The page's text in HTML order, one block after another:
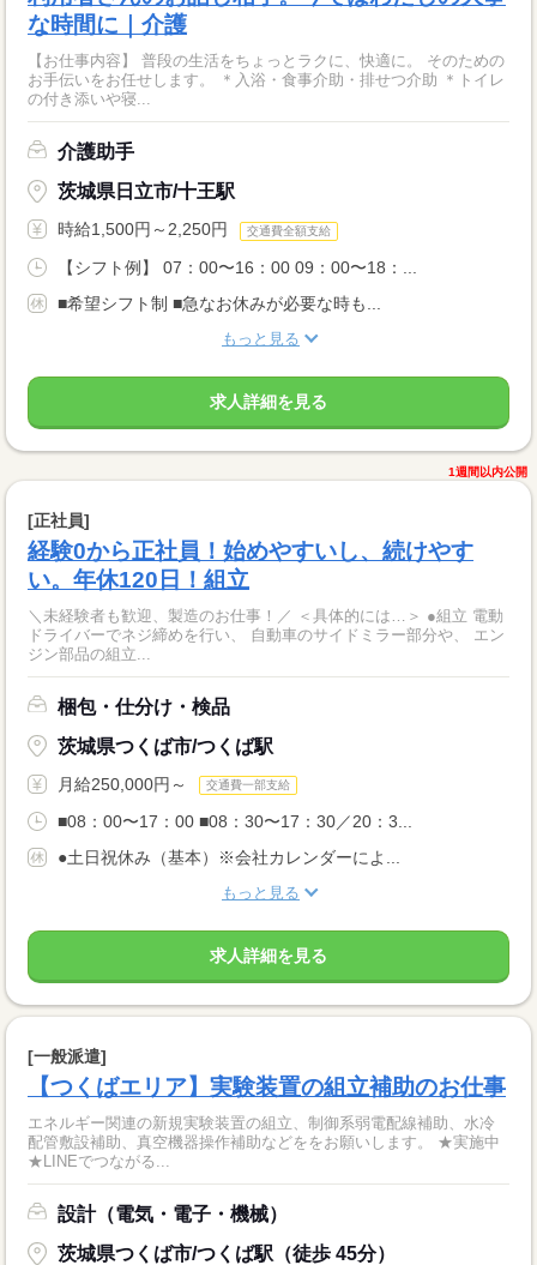
な時間に｜介護
【お仕事内容】 普段の生活をちょっとラクに、快適に。 そのための
お手伝いをお任せします。 ＊入浴・食事介助・排せつ介助 ＊トイレ
の付き添いや寝...
介護助手
茨城県日立市/十王駅
時給1,500円～2,250円 交通費全額支給
【シフト例】 07：00〜16：00 09：00〜18：...
■希望シフト制 ■急なお休みが必要な時も...
もっと見る
求人詳細を見る
1週間以内公開
[正社員]
経験0から正社員！始めやすいし、続けやす
い。年休120日！組立
＼未経験者も歓迎、製造のお仕事！／ ＜具体的には…＞ ●組立 電動
ドライバーでネジ締めを行い、 自動車のサイドミラー部分や、 エン
ジン部品の組立...
梱包・仕分け・検品
茨城県つくば市/つくば駅
月給250,000円～ 交通費一部支給
■08：00〜17：00 ■08：30〜17：30／20：3...
●土日祝休み（基本）※会社カレンダーによ...
もっと見る
求人詳細を見る
[一般派遣]
【つくばエリア】実験装置の組立補助のお仕事
エネルギー関連の新規実験装置の組立、制御系弱電配線補助、水冷
配管敷設補助、真空機器操作補助などををお願いします。 ★実施中
★LINEでつながる...
設計（電気・電子・機械）
茨城県つくば市/つくば駅（徒歩 45分）